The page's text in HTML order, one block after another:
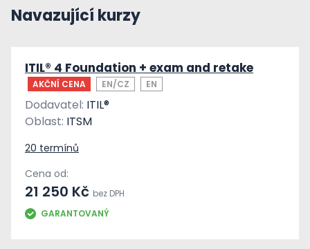
Navazující kurzy
ITIL® 4 Foundation + exam and retake
AKČNÍ CENA EN/CZ EN
Dodavatel: ITIL®
Oblast: ITSM
20 termínů
Cena od:
21 250 Kč bez DPH
GARANTOVANÝ